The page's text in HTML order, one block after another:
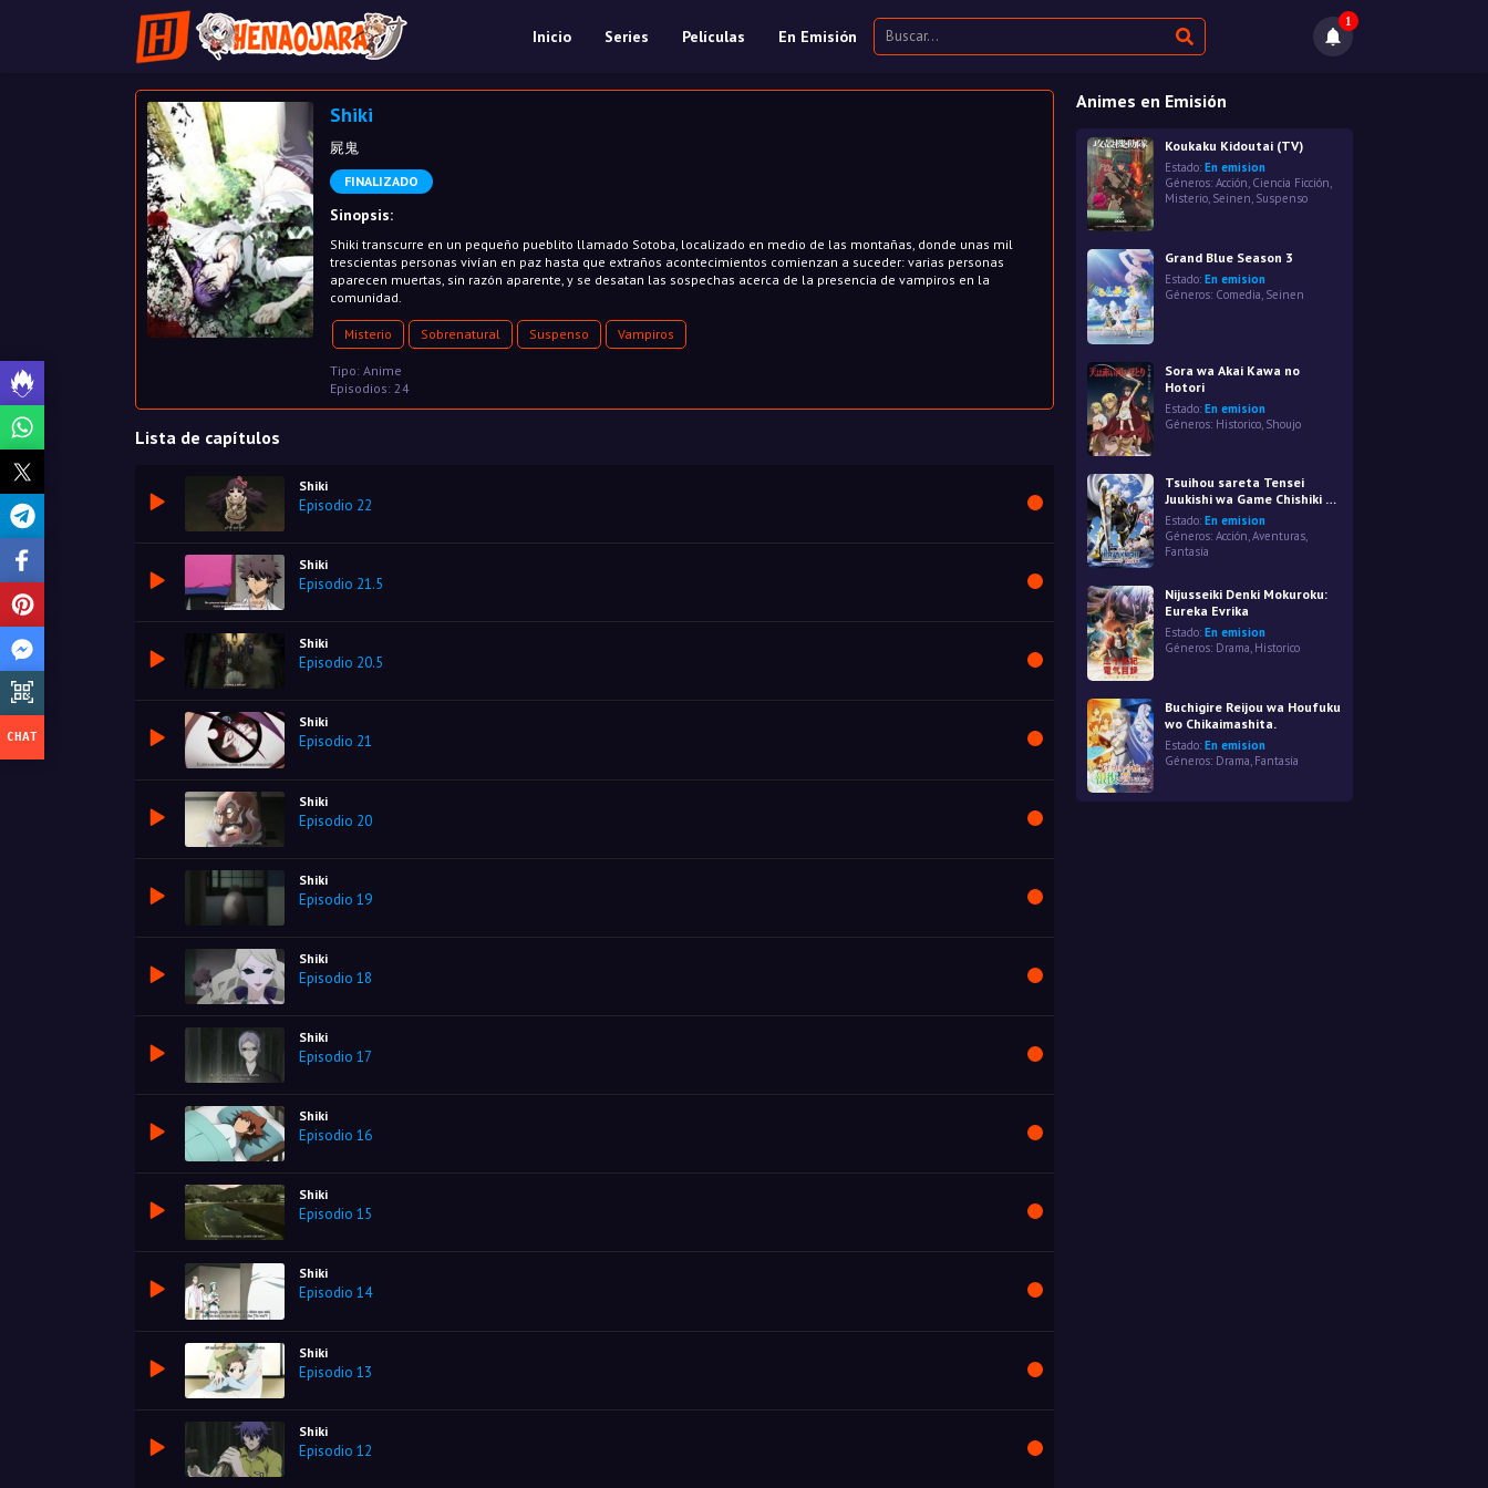
Inicio Series Películas En Emisión
1
Shiki
屍鬼
FINALIZADO
Sinopsis:
Shiki transcurre en un pequeño pueblito llamado Sotoba, localizado en medio de las montañas, donde unas mil
trescientas personas vivían en paz hasta que extraños acontecimientos comienzan a suceder: varias personas
aparecen muertas, sin razón aparente, y se desatan las sospechas acerca de la presencia de vampiros en la
comunidad.
Misterio Sobrenatural Suspenso Vampiros
Tipo: Anime
Episodios: 24
Lista de capítulos
Shiki
Episodio 22
Shiki
Episodio 21.5
Shiki
Episodio 20.5
Shiki
Episodio 21
Shiki
Episodio 20
Shiki
Episodio 19
Shiki
Episodio 18
Shiki
Episodio 17
Shiki
Episodio 16
Shiki
Episodio 15
Shiki
Episodio 14
Shiki
Episodio 13
Shiki
Episodio 12
Animes en Emisión
Koukaku Kidoutai (TV)
Estado: En emision
Géneros: Acción, Ciencia Ficción
Misterio, Seinen, Suspenso
Grand Blue Season 3
Estado: En emision
Géneros: Comedia, Seinen
Sora wa Akai Kawa no
Hotori
Estado: En emision
Géneros: Historico Shoujo
Tsuihou sareta Tensei
Juukishi wa Game Chishiki de
Musou suru
Estado: En emision
Géneros: Acción,Aventuras
Fantasía
Nijusseiki Denki Mokuroku:
Eureka Evrika
Estado: En emision
Géneros: Drama, Historico
Buchigire Reijou wa Houfuku
wo Chikaimashita.
Estado: En emision
Géneros: Drama Fantasía